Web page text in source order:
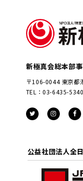
新極真会総本部
〒106-0044 東京都
TEL：03-6435-
公益社団法人全